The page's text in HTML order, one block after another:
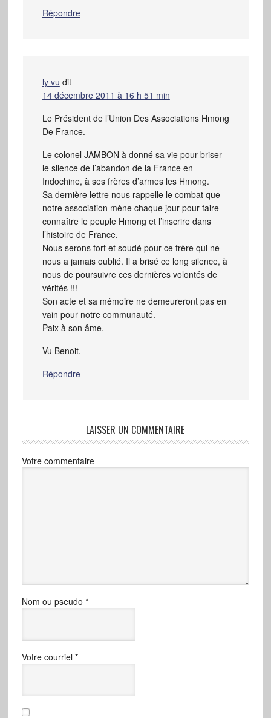
Répondre
ly vu dit
14 décembre 2011 à 16 h 51 min
Le Président de l’Union Des Associations Hmong
De France.
Le colonel JAMBON à donné sa vie pour briser
le silence de l’abandon de la France en
Indochine, à ses frères d’armes les Hmong.
Sa dernière lettre nous rappelle le combat que
notre association mène chaque jour pour faire
connaître le peuple Hmong et l’inscrire dans
l’histoire de France.
Nous serons fort et soudé pour ce frère qui ne
nous a jamais oublié. Il a brisé ce long silence, à
nous de poursuivre ces dernières volontés de
vérités !!!
Son acte et sa mémoire ne demeureront pas en
vain pour notre communauté.
Paix à son âme.
Vu Benoit.
Répondre
LAISSER UN COMMENTAIRE
Votre commentaire
Nom ou pseudo *
Votre courriel *